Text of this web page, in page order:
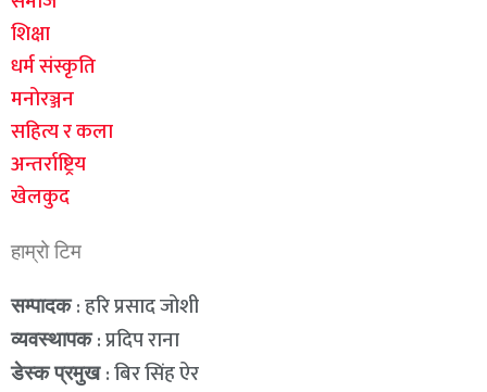
शिक्षा
धर्म संस्कृति
मनोरञ्जन
सहित्य र कला
अन्तर्राष्ट्रिय
खेलकुद
हाम्रो टिम
सम्पादक: हरि प्रसाद जोशी
व्यवस्थापक: प्रदिप राना
डेस्क प्रमुख : बिर सिंह ऐर